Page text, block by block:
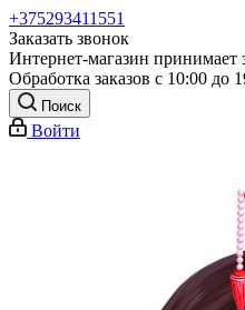
+375293411551
Заказать звонок
Интернет-магазин принимает
Обработка заказов с 10:00 до
Поиск
Войти